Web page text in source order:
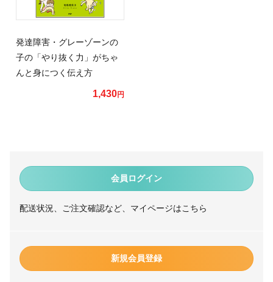
会員ログイン
配送状況、ご注文確認など、マイページはこちら
新規会員登録
発達障害・グレーゾーンの
子の「やり抜く力」がちゃ
んと身につく伝え方
1,430円